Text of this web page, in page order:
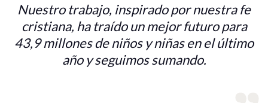
Nuestro trabajo, inspirado por nuestra fe
cristiana, ha traído un mejor futuro para
43,9 millones de niños y niñas en el último
año y seguimos sumando.